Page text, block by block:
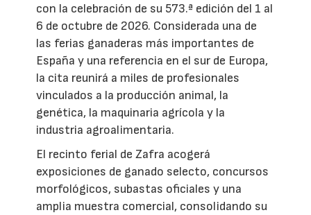
con la celebración de su 573.ª edición del 1 al
6 de octubre de 2026. Considerada una de
las ferias ganaderas más importantes de
España y una referencia en el sur de Europa,
la cita reunirá a miles de profesionales
vinculados a la producción animal, la
genética, la maquinaria agrícola y la
industria agroalimentaria.
El recinto ferial de Zafra acogerá
exposiciones de ganado selecto, concursos
morfológicos, subastas oficiales y una
amplia muestra comercial, consolidando su